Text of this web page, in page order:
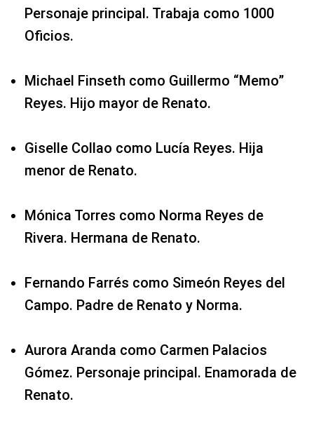
Personaje principal. Trabaja como 1000
Oficios.
Michael Finseth como Guillermo “Memo”
Reyes. Hijo mayor de Renato.
Giselle Collao como Lucía Reyes. Hija
menor de Renato.
Mónica Torres como Norma Reyes de
Rivera. Hermana de Renato.
Fernando Farrés como Simeón Reyes del
Campo. Padre de Renato y Norma.
Aurora Aranda como Carmen Palacios
Gómez. Personaje principal. Enamorada de
Renato.